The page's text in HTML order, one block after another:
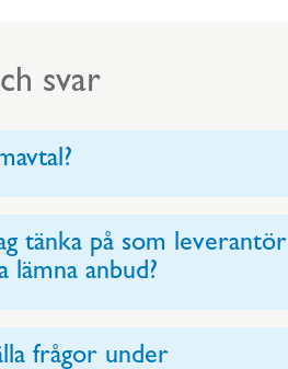
svar
tänka på som leverantör
lämna anbud?
frågor under